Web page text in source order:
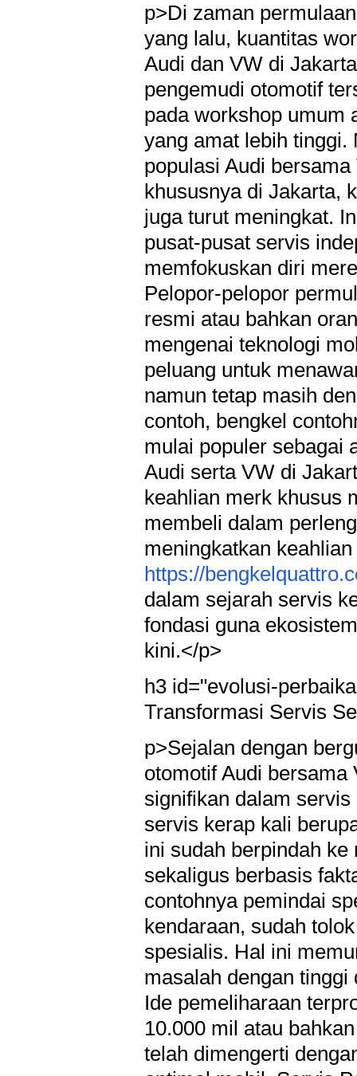
p>Di zaman
yang lalu, kuantitas
Audi dan VW di
pengemudi otomotif
pada workshop umum
yang amat lebih tinggi.
populasi Audi
khususnya di Jakarta,
juga turut meningkat.
pusat-pusat servis
memfokuskan diri
Pelopor-pelopor
resmi atau bahkan
mengenai teknologi
peluang untuk
namun tetap masih
contoh, bengkel
mulai populer sebagai
Audi serta VW di
keahlian merk khusus
membeli dalam
meningkatkan
https://
dalam sejarah servis
fondasi guna
kini.</p>
h3 id="evolusi-
Transformasi Servis
p>Sejalan dengan
otomotif Audi
signifikan dalam
servis kerap kali
ini sudah berpindah
sekaligus berbasis
contohnya pemindai
kendaraan, sudah
spesialis. Hal ini
masalah dengan
Ide pemeliharaan
10.000 mil atau
telah dimengerti